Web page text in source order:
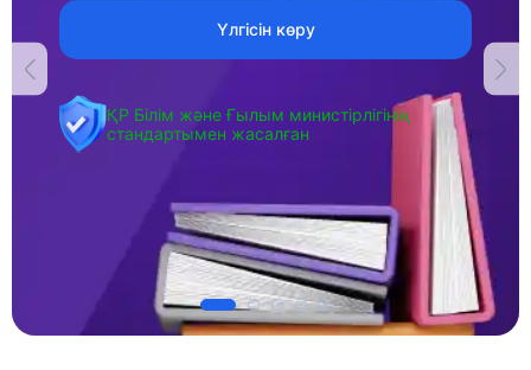
Үлгісін көру
ҚР Білім және Ғылым министірлігінің
стандартымен жасалған